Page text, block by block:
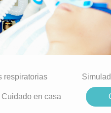
respiratorias
Cuidado en casa